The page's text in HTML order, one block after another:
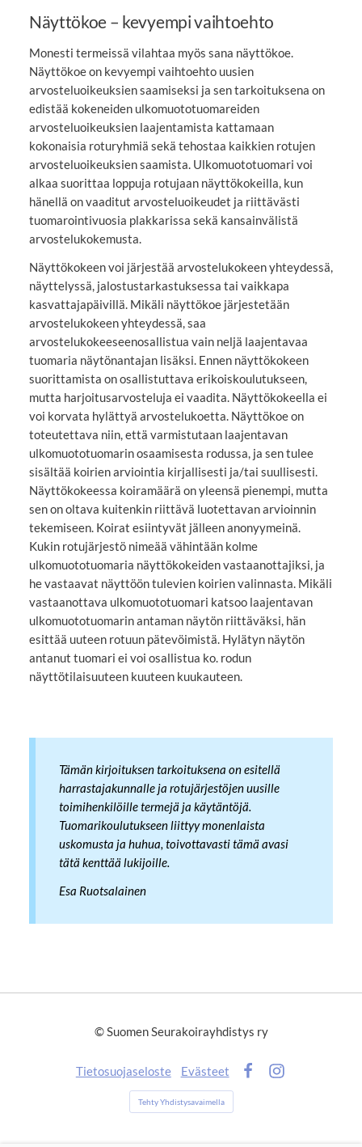
Näyttökoe – kevyempi vaihtoehto
Monesti termeissä vilahtaa myös sana näyttökoe.
Näyttökoe on kevyempi vaihtoehto uusien
arvosteluoikeuksien saamiseksi ja sen tarkoituksena on
edistää kokeneiden ulkomuototuomareiden
arvosteluoikeuksien laajentamista kattamaan
kokonaisia roturyhmiä sekä tehostaa kaikkien rotujen
arvosteluoikeuksien saamista. Ulkomuototuomari voi
alkaa suorittaa loppuja rotujaan näyttökokeilla, kun
hänellä on vaaditut arvosteluoikeudet ja riittävästi
tuomarointivuosia plakkarissa sekä kansainvälistä
arvostelukokemusta.
Näyttökokeen voi järjestää arvostelukokeen yhteydessä,
näyttelyssä, jalostustarkastuksessa tai vaikkapa
kasvattajapäivillä. Mikäli näyttökoe järjestetään
arvostelukokeen yhteydessä, saa
arvostelukokeeseenosallistua vain neljä laajentavaa
tuomaria näytönantajan lisäksi. Ennen näyttökokeen
suorittamista on osallistuttava erikoiskoulutukseen,
mutta harjoitusarvosteluja ei vaadita. Näyttökokeella ei
voi korvata hylättyä arvostelukoetta. Näyttökoe on
toteutettava niin, että varmistutaan laajentavan
ulkomuototuomarin osaamisesta rodussa, ja sen tulee
sisältää koirien arviointia kirjallisesti ja/tai suullisesti.
Näyttökokeessa koiramäärä on yleensä pienempi, mutta
sen on oltava kuitenkin riittävä luotettavan arvioinnin
tekemiseen. Koirat esiintyvät jälleen anonyymeinä.
Kukin rotujärjestö nimeää vähintään kolme
ulkomuototuomaria näyttökokeiden vastaanottajiksi, ja
he vastaavat näyttöön tulevien koirien valinnasta. Mikäli
vastaanottava ulkomuototuomari katsoo laajentavan
ulkomuototuomarin antaman näytön riittäväksi, hän
esittää uuteen rotuun pätevöimistä. Hylätyn näytön
antanut tuomari ei voi osallistua ko. rodun
näyttötilaisuuteen kuuteen kuukauteen.
Tämän kirjoituksen tarkoituksena on esitellä
harrastajakunnalle ja rotujärjestöjen uusille
toimihenkilöille termejä ja käytäntöjä.
Tuomarikoulutukseen liittyy monenlaista
uskomusta ja huhua, toivottavasti tämä avasi
tätä kenttää lukijoille.
Esa Ruotsalainen
©Suomen Seurakoirayhdistys ry
Tietosuojaseloste
Evästeet
Tehty Yhdistysavaimella